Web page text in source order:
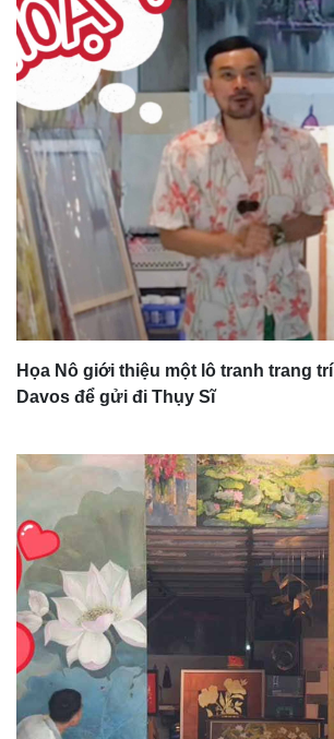
Họa Nô giới thiệu một lô tranh trang
Davos để gửi đi Thụy Sĩ